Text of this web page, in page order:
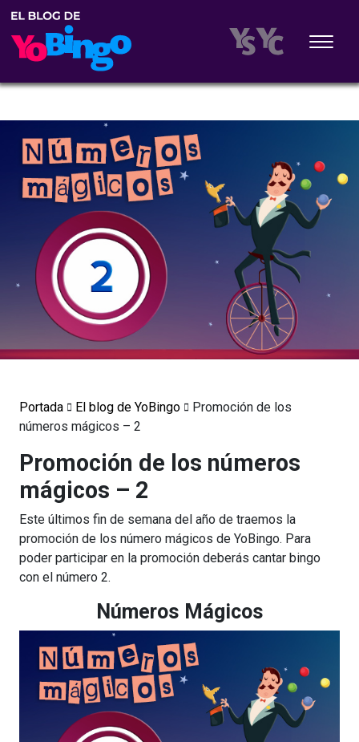
Portada El blog de YoBingo
Promoción de los
números mágicos – 2
Promoción de los números
mágicos – 2
Este últimos fin de semana del año de traemos la
promoción de los número mágicos de YoBingo. Para
poder participar en la promoción deberás cantar bingo
con el número 2.
Números Mágicos